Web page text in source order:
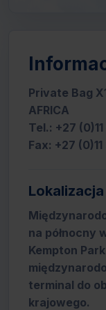
Private Bag
AFRICA
Tel.: +27 (0)11
Fax: +27
Lokalizacja
na północny
Kempton
terminal do
krajowego.